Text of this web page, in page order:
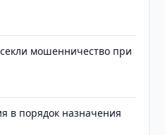
мошенничество при
в порядок назначения